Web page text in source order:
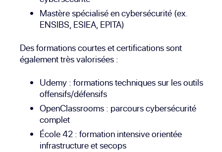
Mastère spécialisé en cybersécurité (ex.
ENSIBS, ESIEA, EPITA)
Des formations courtes et certifications sont
également très valorisées :
Udemy : formations techniques sur les outils
offensifs/défensifs
OpenClassrooms : parcours cybersécurité
complet
École 42 : formation intensive orientée
infrastructure et secops